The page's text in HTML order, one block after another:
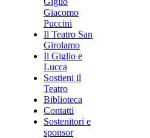
Giacomo
Puccini
Il Teatro San
Girolamo
Il Giglio e
Lucca
Sostieni il
Teatro
Biblioteca
Contatti
Sostenitori e
sponsor